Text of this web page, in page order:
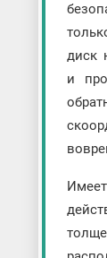
диск
и